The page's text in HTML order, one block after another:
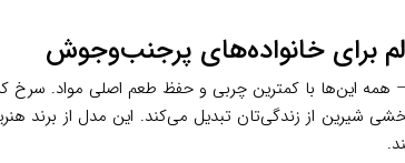
از زندگی‌تان تبدیل می‌کند. این مدل از برند